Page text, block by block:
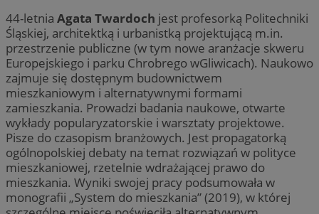
44-letnia Agata Twardoch jest profesorką Politechniki
Śląskiej, architektką i urbanistką projektującą m.in.
przestrzenie publiczne (w tym nowe aranżacje skweru
Europejskiego i parku Chrobrego wGliwicach). Naukowo
zajmuje się dostępnym budownictwem
mieszkaniowym i alternatywnymi formami
zamieszkania. Prowadzi badania naukowe, otwarte
wykłady popularyzatorskie i warsztaty projektowe.
Pisze do czasopism branżowych. Jest propagatorką
ogólnopolskiej debaty na temat rozwiązań w polityce
mieszkaniowej, rzetelnie wdrażającej prawo do
mieszkania. Wyniki swojej pracy podsumowała w
monografii „System do mieszkania” (2019), w której